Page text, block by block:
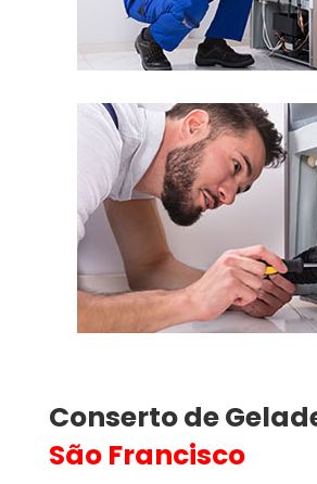
Conserto de
São Francisco